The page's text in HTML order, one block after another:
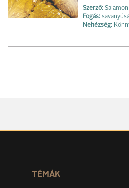
Szerző:
Fogás:
Nehézség:
TÉMÁK